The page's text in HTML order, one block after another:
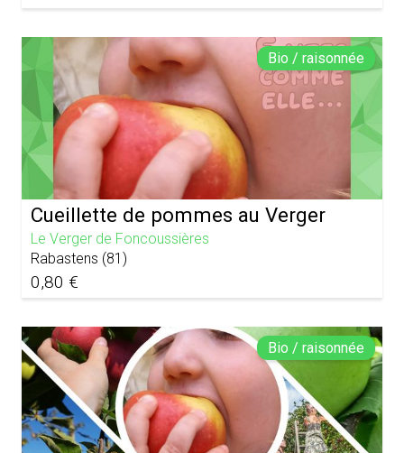
Bio / raisonnée
Cueillette de pommes au Verger
Le Verger de Foncoussières
Rabastens (81 )
0,80 €
Bio / raisonnée